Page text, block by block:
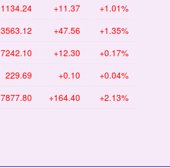
1134.24 +11.37 +1.01%
3563.12 +47.56 +1.35%
7242.10 +12.30 +0.17%
229.69 +0.10 +0.04%
7877.80 +164.40 +2.13%